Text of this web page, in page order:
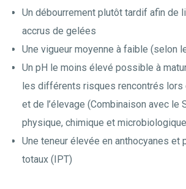
Un débourrement plutôt tardif afin de
accrus de gelées
Une vigueur moyenne à faible (selon
Un pH le moins élevé possible à
les différents risques rencontrés lors
et de l’élevage (Combinaison avec le
physique, chimique et
Une teneur élevée en anthocyanes et
totaux (IPT)